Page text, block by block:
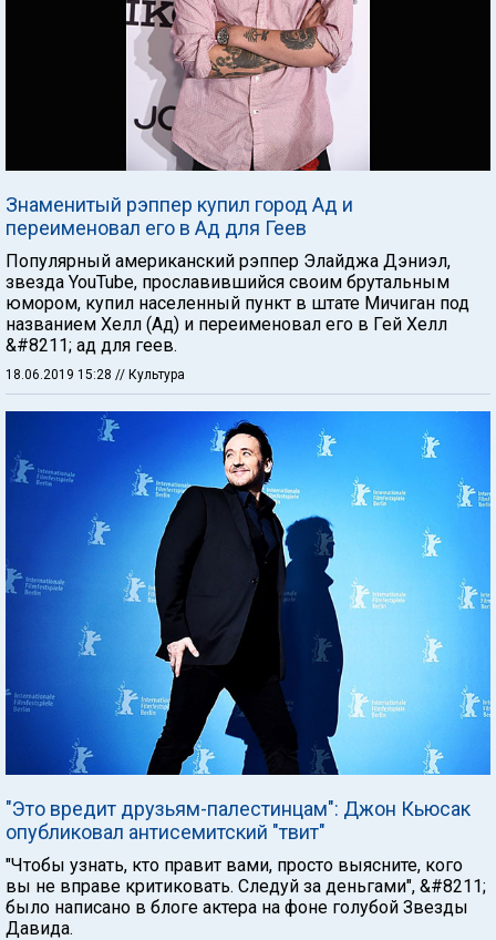
Знаменитый рэппер купил город Ад и
переименовал его в Ад для Геев
Популярный американский рэппер Элайджа Дэниэл,
звезда YouTube, прославившийся своим брутальным
юмором, купил населенный пункт в штате Мичиган под
названием Хелл (Ад) и переименовал его в Гей Хелл
&#8211; ад для геев.
18.06.2019 15:28 // Культура
"Это вредит друзьям-палестинцам": Джон Кьюсак
опубликовал антисемитский "твит"
"Чтобы узнать, кто правит вами, просто выясните, кого
вы не вправе критиковать. Следуй за деньгами", &#8211;
было написано в блоге актера на фоне голубой Звезды
Давида.